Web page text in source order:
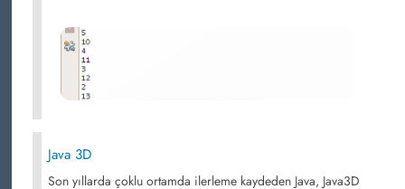
Java 3D
Son yıllarda çoklu ortamda ilerleme kaydeden Java, Java3D